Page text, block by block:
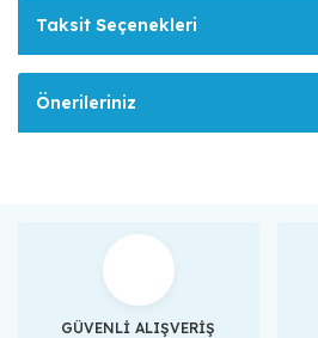
Taksit Seçenekleri
Önerileriniz
GÜVENLİ ALIŞVERİŞ